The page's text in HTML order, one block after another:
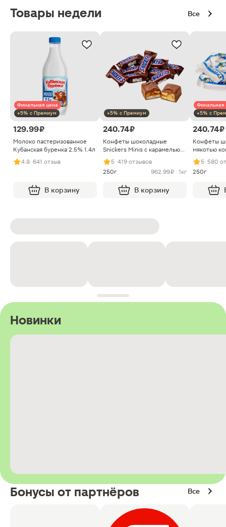
Товары недели Все
Финальная цена
+5% с Премиум
129.99 ₽
Молоко пастеризованное
Кубанская буренка 2.5% 1.4л
4.8· 641 отзыв
В корзину
+5% с Премиум
240.74 ₽
Конфеты шоколадные
Snickers Minis с карамелью
арахисом и нугой
5· 419 отзывов
250г
962.99 ₽ · 1кг
В корзину
Финальная
+5% с
240.74 ₽
Конфеты
мякотью
5· 580
250г
Новинки
Бонусы от партнёров Все